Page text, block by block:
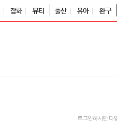
잡화 뷰티 출산 유아 완구
로그인하시면 다